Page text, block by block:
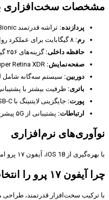
مشخصات سخت‌افزاری
پردازنده: تراشه قدرتمند A19 Bionic با معماری ۳ نانومتری، افزایش سرعت پردازش و کاهش مصرف انرژی.
رم:
حافظه داخلی: گزینه‌های ۲۵۶ گیگابایت، ۵۱۲ گیگابایت و ۱ ترابایت.
صفحه‌نمایش:
دوربین: سیستم سه‌گانه شامل لنز اصلی ۴۸ مگاپیکسلی، لنز پریسکوپی با زوم اپتیکال ۱۰
باتری: ظرفیت بیشتر با پشتیبانی از شارژ سریع
پورت: جایگزینی لایتنینگ با USB-C، مطابق با قوانین جدید اتحادیه اروپا.
ارتباطات: پشتیبانی از ۵G پیشرفته و قابلیت ارسال پیام ماهواره‌ای در شرایط اضطراری.
نوآوری‌های نرم‌افزاری
با بهره‌گیری از iOS 18، آیفون ۱۷ پرو امکاناتی نظیر هوش مصنوعی پیشرفته، امنیت بالاتر و قابلیت‌های شخصی‌سازی گسترده‌تر را ارائه می‌دهد.
چرا آیفون ۱۷ پرو را انتخاب کنیم؟
با ترکیب سخت‌افزار قدرتمند، طراحی مدرن و امکانات نرم‌افزاری به‌روز، آیفون